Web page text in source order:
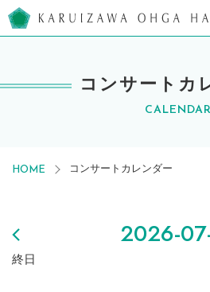
コンサートカ
CALENDAR
HOME コンサートカレンダー
2026-
終日